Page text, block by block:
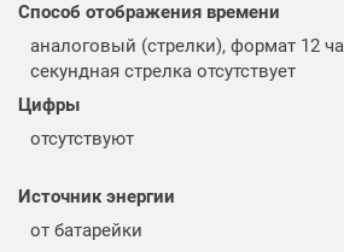
Способ отображения времени
аналоговый (стрелки), формат 12
секундная стрелка отсутствует
Цифры
отсутствуют
Источник энергии
от батарейки